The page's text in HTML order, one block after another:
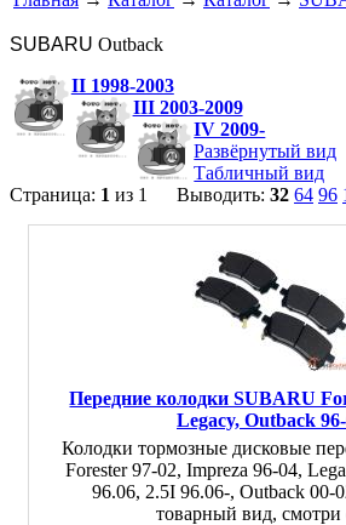
SUBARU Outback
II 1998-2003
III 2003-2009
IV 2009-
Развёрнутый вид
Табличный вид
Страница: 1 из 1 Выводить: 32 64 96
Передние колодки SUBARU
Legacy, Outback
Колодки тормозные дисковые
Forester 97-02, Impreza 96-04,
96.06, 2.5I 96.06-, Outback 00-
товарный вид, смотри